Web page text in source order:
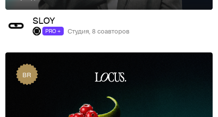
SLOY
PRO + Студия, 8 соавторов
BR